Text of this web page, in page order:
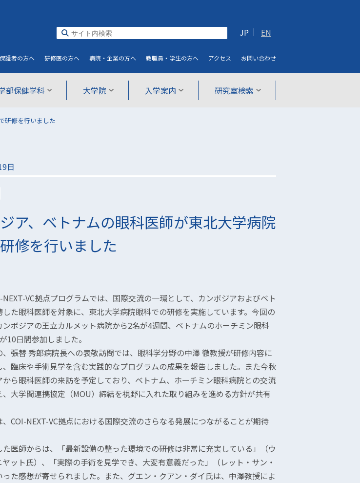
部保健学科 大学院 入学案内 研究室検索
JP EN
保護者の方へ 研修医の方へ 病院・企業の方へ 教職員・学生の方へ アクセス お問い合わせ
研修を行いました
日
ア、ベトナムの眼科医師が東北大学病院
修を行いました
NEXT-VC拠点プログラムでは、国際交流の一環として、カンボジアおよびベト
した眼科医師を対象に、東北大学病院眼科での研修を実施しています。今回の
ボジアの王立カルメット病院から2名が4週間、ベトナムのホーチミン眼科
10日間参加しました。
張替 秀郎病院長への表敬訪問では、眼科学分野の中澤 徹教授が研修内容に
、臨床や手術見学を含む実践的なプログラムの成果を報告しました。また今秋
から眼科医師の来訪を予定しており、ベトナム、ホーチミン眼科病院との交流
、大学間連携協定（MOU）締結を視野に入れた取り組みを進める方針が共有
COI-NEXT-VC拠点における国際交流のさらなる発展につながることが期待
医師からは、「最新設備の整った環境での研修は非常に充実している」（ウ
ット氏）、「実際の手術を見学でき、大変有意義だった」（レット・サン・
った感想が寄せられました。また、グエン・クアン・ダイ氏は、中澤教授によ